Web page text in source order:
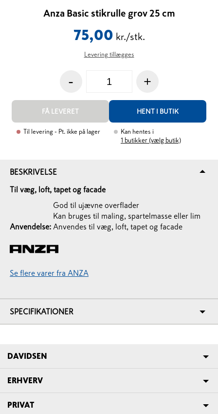
Anza Basic stikrulle grov 25 cm
75,00 kr./stk.
Levering tillægges
- +
FÅ LEVERET HENT I BUTIK
Til levering - Pt. ikke på lager
Kan hentes i
1 butikker (vælg butik)
BESKRIVELSE
Til væg, loft, tapet og facade
Anvendelse:
God til ujævne overflader
Kan bruges til maling, spartelmasse eller lim
Anvendes til væg, loft, tapet og facade
Se flere varer fra ANZA
SPECIFIKATIONER
DAVIDSEN
ERHVERV
PRIVAT